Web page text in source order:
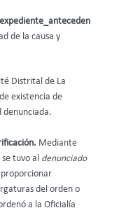
de la causa y
Distrital de La
existencia de
denunciada.
Mediante
se tuvo al
denunciado
del orden o
a la Oficialía